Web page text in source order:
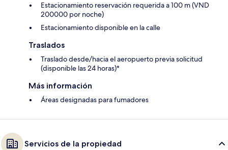
Estacionamiento reservación requerida a 100 m (VND
200000 por noche)
Estacionamiento disponible en la calle
Traslados
Traslado desde/hacia el aeropuerto previa solicitud
(disponible las 24 horas)*
Más información
Áreas designadas para fumadores
Servicios de la propiedad